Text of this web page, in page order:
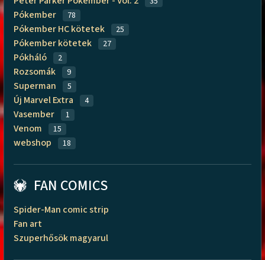
Pókember 78
Pókember HC kötetek 25
Pókember kötetek 27
Pókháló 2
Rozsomák 9
Superman 5
Új Marvel Extra 4
Vasember 1
Venom 15
webshop 18
FAN COMICS
Spider-Man comic strip
Fan art
Szuperhősök magyarul